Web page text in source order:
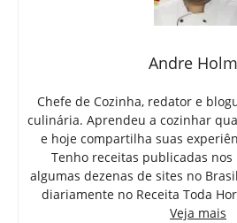
Andre
Chefe de Cozinha, redator e
culinária. Aprendeu a cozinhar
e hoje compartilha suas
Tenho receitas publicadas nos
algumas dezenas de sites no
diariamente no Receita Toda
Veja mais